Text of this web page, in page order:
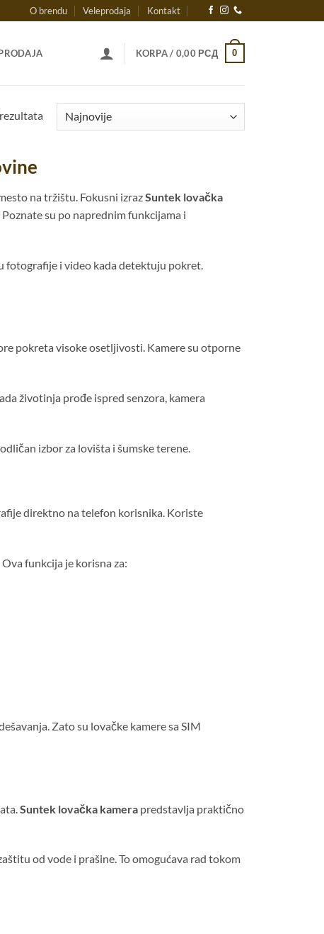
O brendu Veleprodaja Kontakt
KORPA / 0,00 РСД 0
Sortirano
na tržištu. Fokusni izrazSuntek lovačka
su po naprednim funkcijama i
fotografije i video kada detektuju pokret.
pokreta visoke osetljivosti. Kamere su otporne
životinja prođe ispred senzora, kamera
izbor za lovišta i šumske terene.
direktno na telefon korisnika. Koriste
funkcija je korisna za:
Zato su lovačke kamere sa SIM
Suntek lovačka kamera predstavlja praktično
od vode i prašine. To omogućava rad tokom